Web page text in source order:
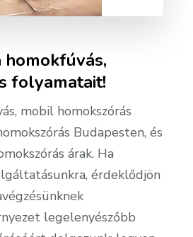
homokfúvás,
folyamatait!
mobil homokszórás
Budapesten, és
árak. Ha
érdeklődjön
legelenyészőbb